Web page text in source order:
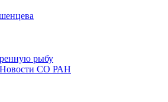
рыбу
Новости СО РАН